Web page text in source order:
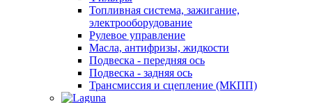
Топливная система, зажигание,
электрооборудование
Рулевое управление
Масла, антифризы, жидкости
Подвеска - передняя ось
Подвеска - задняя ось
Трансмиссия и сцепление (МКПП)